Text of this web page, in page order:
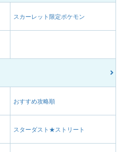
スカーレット限定ポケモン
おすすめ攻略順
スターダスト★ストリート